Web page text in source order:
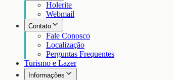
Holerite
Webmail
Contato
Fale Conosco
Localização
Perguntas Frequentes
Turismo e Lazer
Informações